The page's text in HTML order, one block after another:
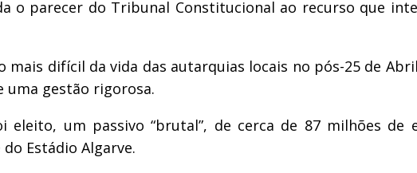
o parecer do Tribunal Constitucional ao recurso que
difícil da vida das autarquias locais no pós-25 de
uma gestão rigorosa.
um passivo “brutal”, de cerca de 87 milhões de
Estádio Algarve.